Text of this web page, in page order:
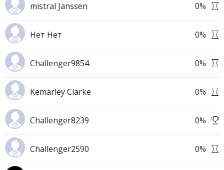
mistral Janssen 0%
Нет Нет 0%
Challenger9854 0%
Kemarley Clarke 0%
Challenger8239 0%
Challenger2590 0%